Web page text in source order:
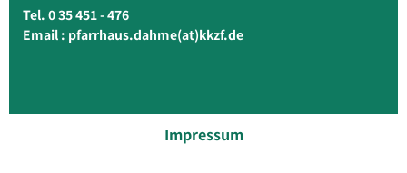
Tel. 0 35 451 - 476
Email : pfarrhaus.dahme(at)kkzf.de
Impressum